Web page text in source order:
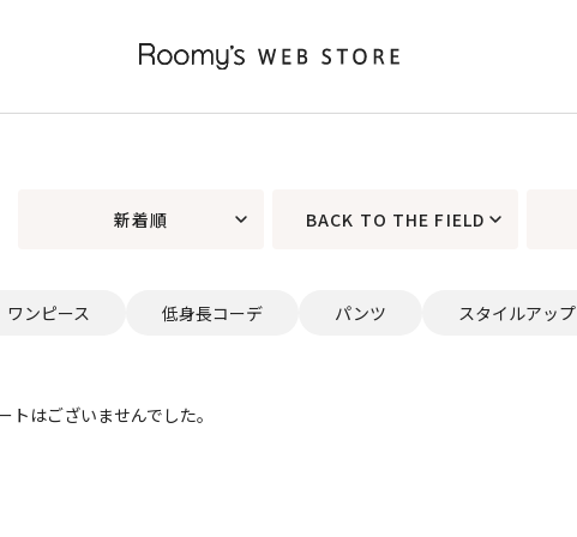
新着順 BACK TO THE FIELD
ワンピース 低身長コーデ パンツ スタイルアップ
はございませんでした。